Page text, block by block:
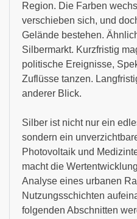
Region. Die Farben
verschieben sich, und
Gelände bestehen.
Silbermarkt. Kurzfristig
politische Ereignisse,
Zuflüsse tanzen.
anderer Blick.
Silber ist nicht nur ein
sondern ein
Photovoltaik und
macht die
Analyse eines urbanen
Nutzungsschichten
folgenden Abschnitten